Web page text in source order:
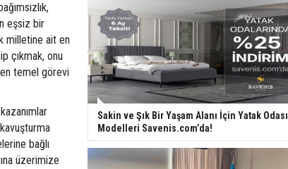
eşsiz bir
milletine ait en
çıkmak, onu
en temel görevi
bağlı
üzerimize
Sakin ve Şık Bir Yaşam Alanı İçin Yatak Odası
Modelleri Savenis.com’da!